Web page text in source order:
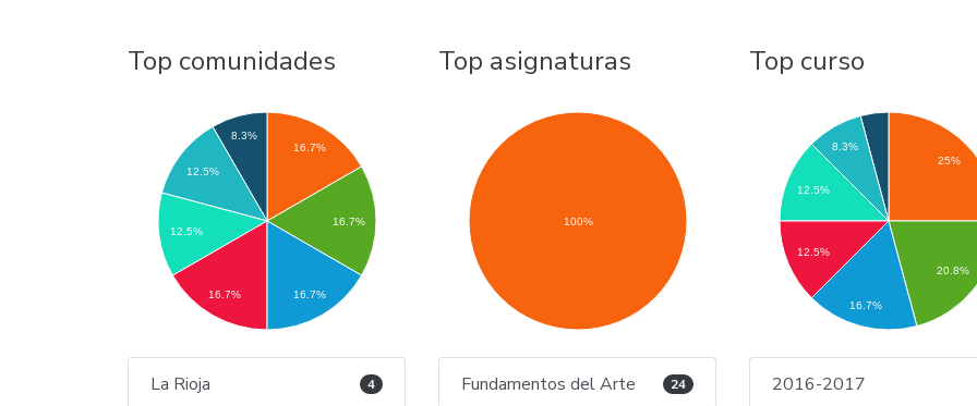
Top comunidades
16.7%
16.7%
8.3%
12.5%
12.5%
16.7% 16.7%
La Rioja 4
Top asignaturas
100%
Fundamentos del Arte 24
Top curso
25%
20.8%
8.3%
12.5%
12.5%
16.7%
2016-2017